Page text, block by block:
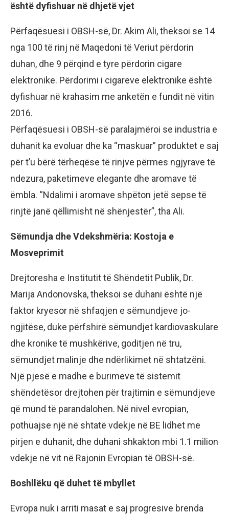
është dyfishuar në dhjetë vjet
Përfaqësuesi i OBSH-së, Dr. Akim Ali, theksoi se 14
nga 100 të rinj në Maqedoni të Veriut përdorin
duhan, dhe 9 përqind e tyre përdorin cigare
elektronike. Përdorimi i cigareve elektronike është
dyfishuar në krahasim me anketën e fundit në vitin
2016.
Përfaqësuesi i OBSH-së paralajmëroi se industria e
duhanit ka evoluar dhe ka “maskuar” produktet e saj
për t’u bërë tërheqëse të rinjve përmes ngjyrave të
ndezura, paketimeve elegante dhe aromave të
ëmbla. “Ndalimi i aromave shpëton jetë sepse të
rinjtë janë qëllimisht në shënjestër”, tha Ali.
Sëmundja dhe Vdekshmëria: Kostoja e
Mosveprimit
Drejtoresha e Institutit të Shëndetit Publik, Dr.
Marija Andonovska, theksoi se duhani është një
faktor kryesor në shfaqjen e sëmundjeve jo-
ngjitëse, duke përfshirë sëmundjet kardiovaskulare
dhe kronike të mushkërive, goditjen në tru,
sëmundjet malinje dhe ndërlikimet në shtatzëni.
Një pjesë e madhe e burimeve të sistemit
shëndetësor drejtohen për trajtimin e sëmundjeve
që mund të parandalohen. Në nivel evropian,
pothuajse një në shtatë vdekje në BE lidhet me
pirjen e duhanit, dhe duhani shkakton mbi 1.1 milion
vdekje në vit në Rajonin Evropian të OBSH-së.
Boshllëku që duhet të mbyllet
Evropa nuk i arriti masat e saj progresive brenda